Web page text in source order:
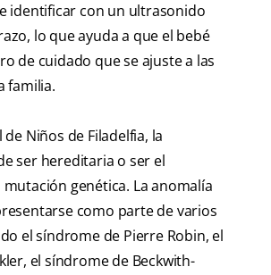
identificar con un ultrasonido
lo que ayuda a que el bebé
de cuidado que se ajuste a las
familia.
Niños de Filadelfia, la
ser hereditaria o ser el
genética. La anomalía
como parte de varios
el síndrome de Pierre Robin, el
el síndrome de Beckwith-